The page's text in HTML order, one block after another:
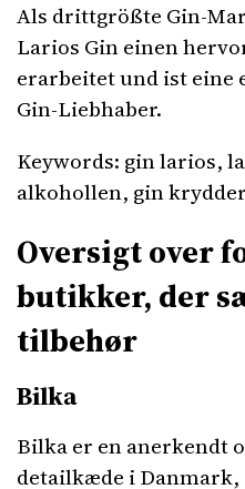
Als drittgrößte Gin-
Larios Gin einen
erarbeitet und ist eine
Gin-Liebhaber.
Keywords: gin larios,
alkohollen, gin
Oversigt over
butikker, der
tilbehør
Bilka
Bilka er en anerkendt
detailkæde i